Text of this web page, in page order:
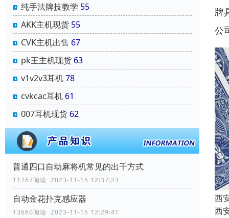
纯手法牌技教学 55
AKK主机现货 55
CVK主机出售 67
pk王主机现货 63
v1v2v3耳机78
cvkcac耳机 61
007耳机现货 62
普通四口自动麻将机常见的出千方式
11767阅读 2023-11-15 12:37:23
自动金花扑克感应器
13660阅读 2023-11-15 12:29:41
牌
公
西
西